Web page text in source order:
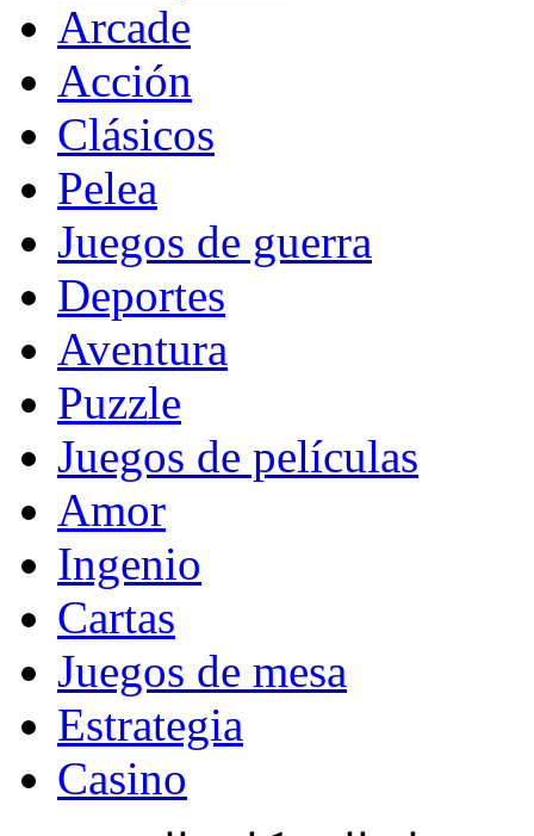
Arcade
Acción
Clásicos
Pelea
Juegos de guerra
Deportes
Aventura
Puzzle
Juegos de películas
Amor
Ingenio
Cartas
Juegos de mesa
Estrategia
Casino